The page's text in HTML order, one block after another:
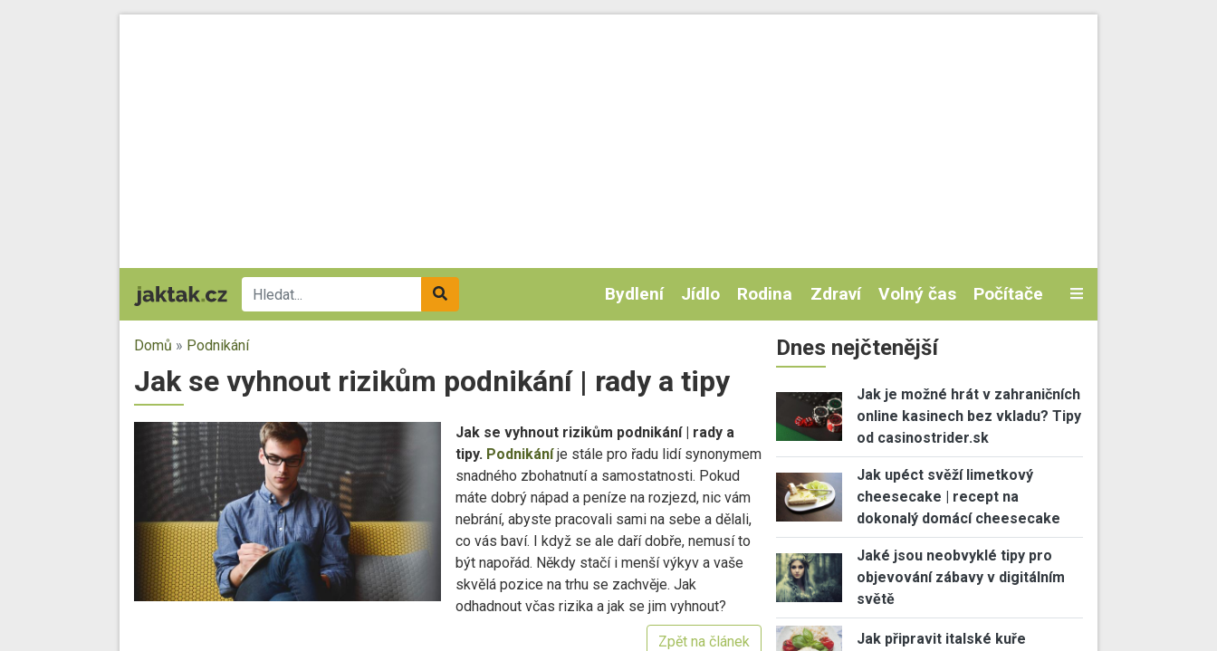
Bydlení Jídlo Rodina Zdraví Volný čas Počítače
Domů » Podnikání
Jak se vyhnout rizikům podnikání | rady a tipy
Jak se vyhnout rizikům podnikání | rady a
tipy. Podnikáníje stále pro řadu lidí synonymem
snadného zbohatnutí a samostatnosti. Pokud
máte dobrý nápad a peníze na rozjezd, nic vám
nebrání, abyste pracovali sami na sebe a dělali,
co vás baví. I když se ale daří dobře, nemusí to
být napořád. Někdy stačí i menší výkyv a vaše
skvělá pozice na trhu se zachvěje. Jak
odhadnout včas rizika a jak se jim vyhnout?
Zpět na článek
Dnes nejčtenější
Jak je možné hrát v zahraničních
online kasinech bez vkladu? Tipy
od casinostrider.sk
Jak upéct svěží limetkový
cheesecake | recept na
dokonalý domácí cheesecake
Jaké jsou neobvyklé tipy pro
objevování zábavy v digitálním
světě
Jak připravit italské kuře